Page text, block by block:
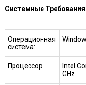
Системные Требования:
Операционная
система:
Процессор:
Intel
GHz